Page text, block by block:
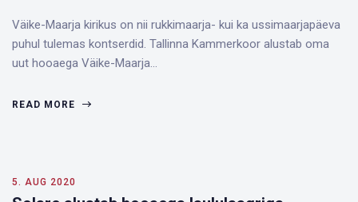
Väike-Maarja kirikus on nii rukkimaarja- kui ka ussimaarjapäeva
puhul tulemas kontserdid. Tallinna Kammerkoor alustab oma
uut hooaega Väike-Maarja…
READ MORE
5. AUG 2020